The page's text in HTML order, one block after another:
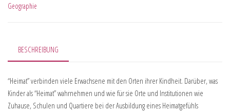
Geographie
BESCHREIBUNG
“Heimat” verbinden viele Erwachsene mit den Orten ihrer Kindheit. Darüber, was
Kinder als “Heimat” wahrnehmen und wie für sie Orte und Institutionen wie
Zuhause, Schulen und Quartiere bei der Ausbildung eines Heimatgefühls